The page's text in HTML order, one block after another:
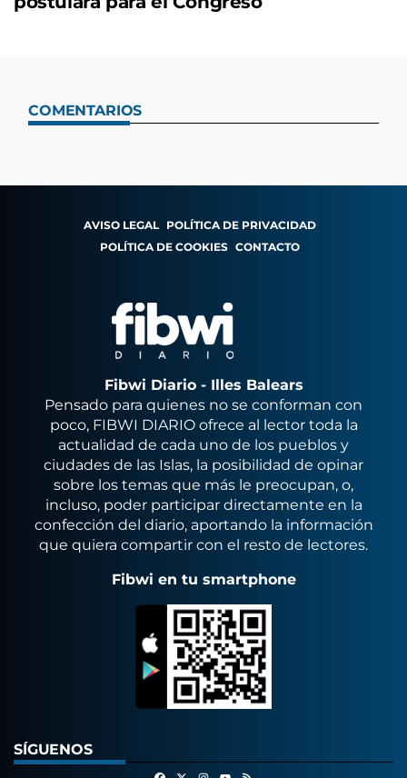
COMENTARIOS
AVISO LEGAL POLÍTICA DE PRIVACIDAD
POLÍTICA DE COOKIES CONTACTO
Fibwi Diario - Illes Balears
Pensado para quienes no se conforman con
poco, FIBWI DIARIO ofrece al lector toda la
actualidad de cada uno de los pueblos y
ciudades de las Islas, la posibilidad de opinar
sobre los temas que más le preocupan, o,
incluso, poder participar directamente en la
confección del diario, aportando la información
que quiera compartir con el resto de lectores.
Fibwi en tu smartphone
SÍGUENOS